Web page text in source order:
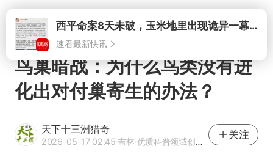
打开西平命案8天未破，玉米地里出现诡异一幕，我突然想起了欧金中
速看最新快讯
鸟巢暗战：为什么鸟类没有进
化出对付巢寄生的办法？
天下十三洲猎奇
2026-05-17 02:45·吉林·优质科普领域创作者
关注